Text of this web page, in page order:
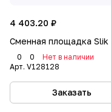
4 403.20 ₽
Сменная площадка Slik
0 0
Нет в наличии
Арт. V128128
Заказать